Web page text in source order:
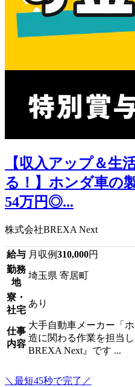
【収入アップ＆生
る！】ホンダ車の
54万円◎...
株式会社BREXA Next
給与 月収例310,000円
勤務
地
埼玉県 寄居町
寮・
社宅
あり
仕事
内容
大手自動車メーカー「
造に関わる作業を担当
BREXA Next』です ...
＼最短45秒で完了／